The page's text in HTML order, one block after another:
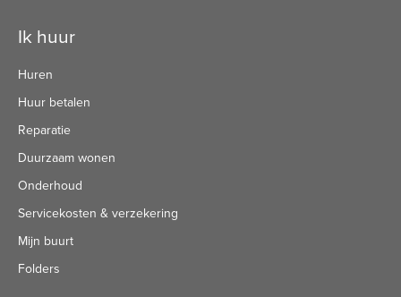
Contactinformatie
Ik huur
Huren
Huur betalen
Reparatie
Duurzaam wonen
Onderhoud
Servicekosten & verzekering
Mijn buurt
Folders